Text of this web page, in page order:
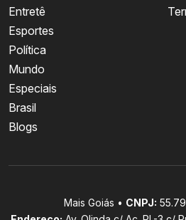
Entretê
Esportes
Política
Mundo
Especiais
Brasil
Blogs
Mais Goiás • CNPJ: